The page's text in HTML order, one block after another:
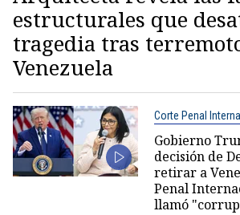
estructurales que
tragedia tras
Venezuela
Corte Penal
Gobierno
decisión de
retirar a
Penal
llamó